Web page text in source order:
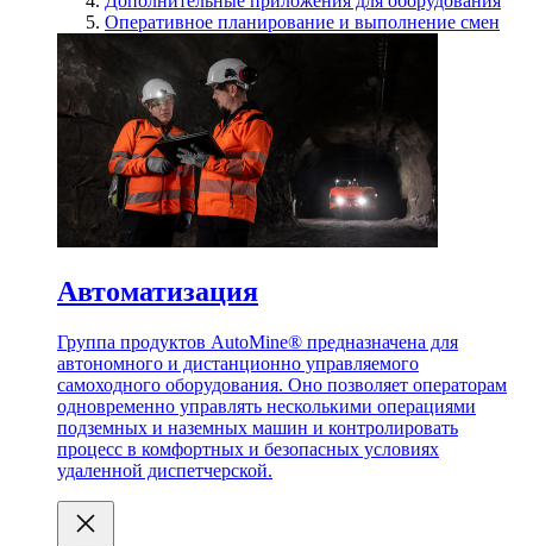
Оперативное планирование и выполнение смен
Автоматизация
Группа продуктов AutoMine® предназначена для
автономного и дистанционно управляемого
самоходного оборудования. Оно позволяет операторам
одновременно управлять несколькими операциями
подземных и наземных машин и контролировать
процесс в комфортных и безопасных условиях
удаленной диспетчерской.